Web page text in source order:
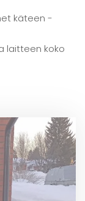
käteen -
laitteen koko